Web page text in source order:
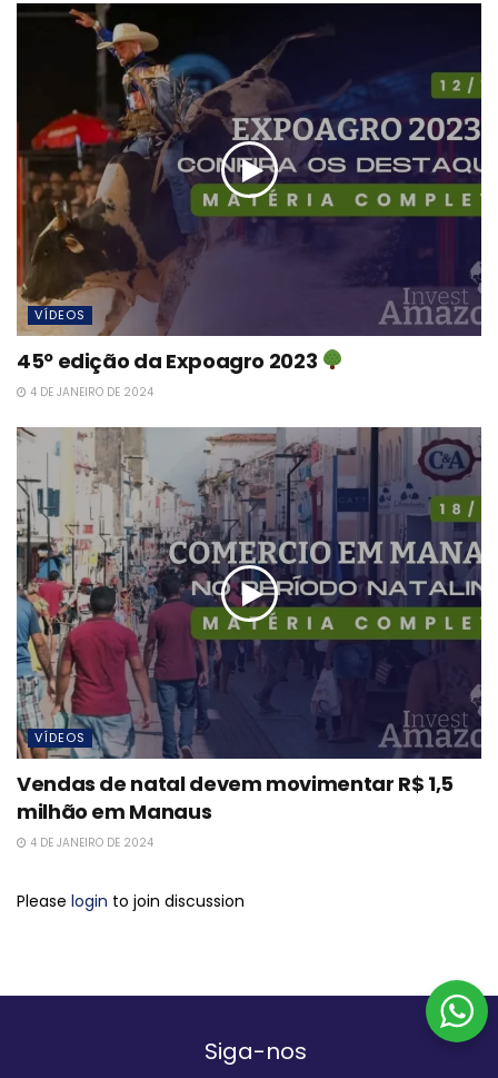
VÍDEOS
45º edição da Expoagro 2023
4 DE JANEIRO DE 2024
VÍDEOS
Vendas de natal devem movimentar R$ 1,5
milhão em Manaus
4 DE JANEIRO DE 2024
Please login to join discussion
Siga-nos